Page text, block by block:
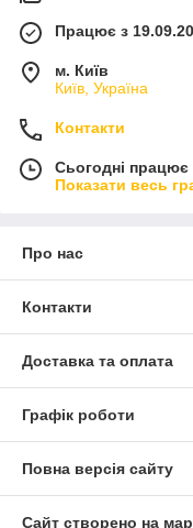
Працює з
м. Київ
Київ, Україна
Контакти
Сьогодні працює
Показати весь
Про нас
Контакти
Доставка та оплата
Графік роботи
Повна версія сайту
Сайт створено на